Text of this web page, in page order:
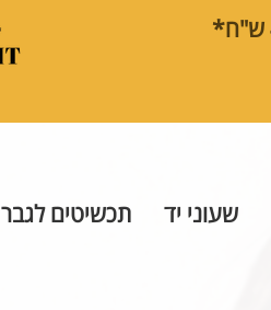
שעוני יד תכשיטים לגבר